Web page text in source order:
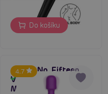
Do košíku
4.7
Action No. Fifteen
Vibrator and
Massager
Skladem